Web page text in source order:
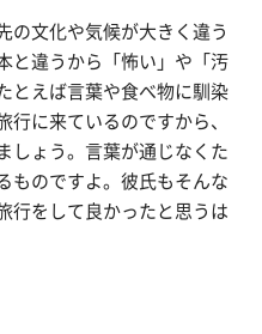
の文化や気候が大きく違う
と違うから「怖い」や「汚
とえば言葉や食べ物に馴染
行に来ているのですから、
しょう。言葉が通じなくた
ものですよ。彼氏もそんな
行をして良かったと思うは